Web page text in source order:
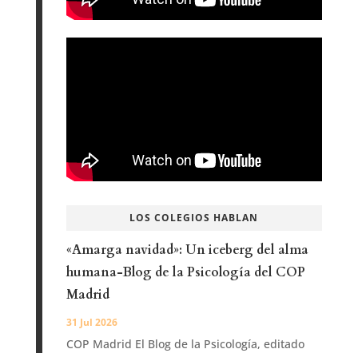
LOS COLEGIOS HABLAN
«Amarga navidad»: Un iceberg del alma
humana-Blog de la Psicología del COP
Madrid
31 Jul 2026
COP Madrid El Blog de la Psicología, editado